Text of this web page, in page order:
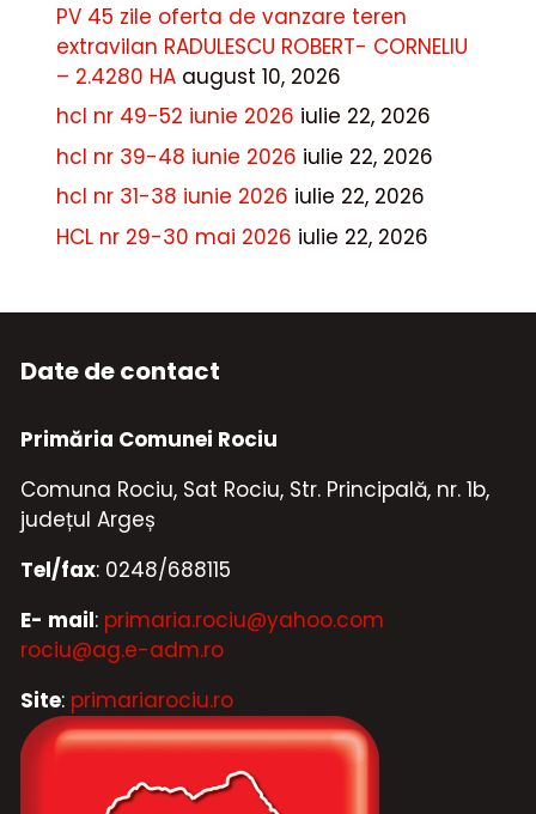
PV 45 zile oferta de vanzare teren
extravilan RADULESCU ROBERT- CORNELIU
– 2.4280 HA august 10, 2026
hcl nr 49-52 iunie 2026 iulie 22, 2026
hcl nr 39-48 iunie 2026 iulie 22, 2026
hcl nr 31-38 iunie 2026 iulie 22, 2026
HCL nr 29-30 mai 2026 iulie 22, 2026
Date de contact
Primăria Comunei Rociu
Comuna Rociu, Sat Rociu, Str. Principală, nr. 1b,
județul Argeș
Tel/fax: 0248/688115
E- mail: primaria.rociu@yahoo.com
rociu@ag.e-adm.ro
Site: primariarociu.ro